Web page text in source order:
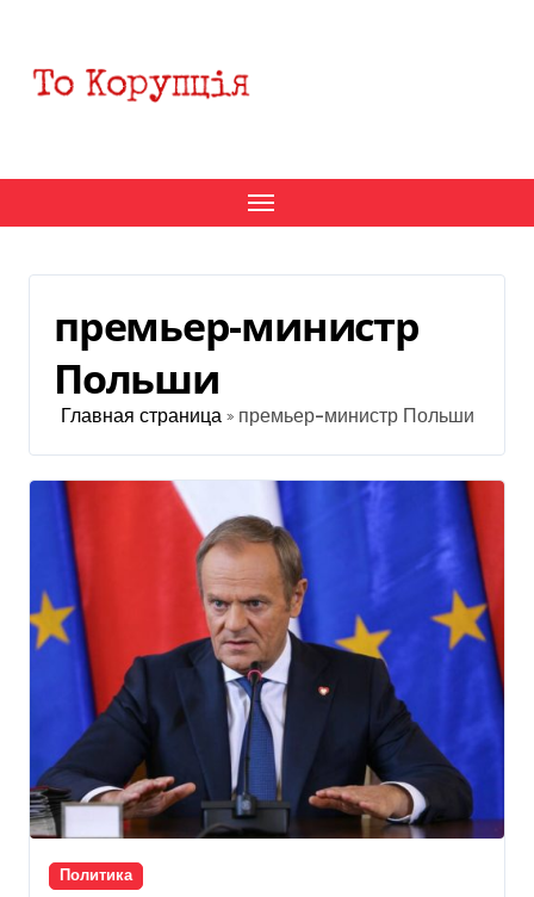
содержанию
премьер-министр
Польши
Главная страница» премьер-министр Польши
Политика